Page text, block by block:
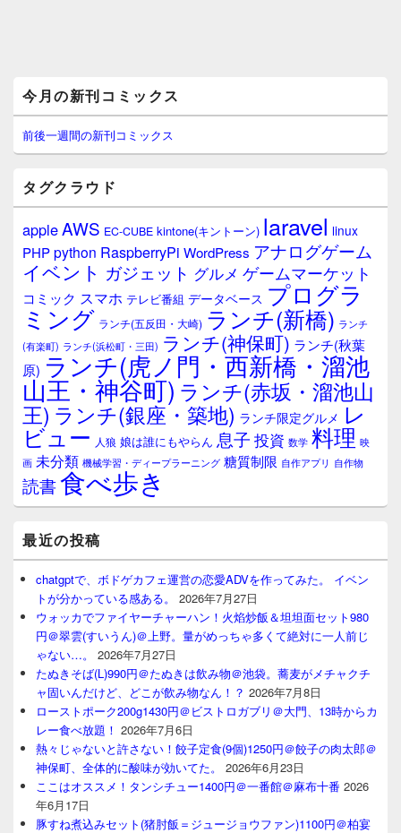
イ
ン
サ
イ
ウ
ィ
ジ
ェ
ア
今月の新刊コミックス
前後一週間の新刊コミックス
タグクラウド
appleAWS EC-CUBE kintone(キントーン) laravel linux
PHPpython RaspberryPi WordPress アナログゲーム
イベント ガジェット グルメ ゲームマーケット
コミック スマホ テレビ番組 データベース プログラ
ミング ランチ(五反田・大崎) ランチ(新橋) ランチ
(有楽町) ランチ(浜松町・三田) ランチ(神保町) ランチ(秋葉
原) ランチ(虎ノ門・西新橋・溜池
山王・神谷町) ランチ(赤坂・溜池山
王) ランチ(銀座・築地) ランチ限定グルメ レ
ビュー 人狼 娘は誰にもやらん 息子 投資 数学 料理 映
画 未分類 機械学習・ディープラーニング 糖質制限 自作アプリ 自作物
読書食べ歩き
最近の投稿
chatgptで、ボドゲカフェ運営の恋愛ADVを作ってみた。 イベン
トが分かっている感ある。
2026年7月27日
ウォッカでファイヤーチャーハン！火焰炒飯＆坦坦面セット980
円＠翠雲(すいうん)＠上野。量がめっちゃ多くて絶対に一人前じ
ゃない…。
2026年7月27日
たぬきそば(L)990円＠たぬきは飲み物＠池袋。蕎麦がメチャクチ
ャ固いんだけど、どこが飲み物なん！？ 2026年7月8日
ローストポーク200g1430円＠ビストロガブリ＠大門、13時からカ
レー食べ放題！ 2026年7月6日
熱々じゃないと許さない！餃子定食(9個)1250円＠餃子の肉太郎＠
神保町、全体的に酸味が効いてた。
2026年6月23日
ここはオススメ！タンシチュー1400円＠一番館＠麻布十番 2026
年6月17日
豚すね煮込みセット(猪肘飯＝ジュージョウファン)1100円＠柏宴